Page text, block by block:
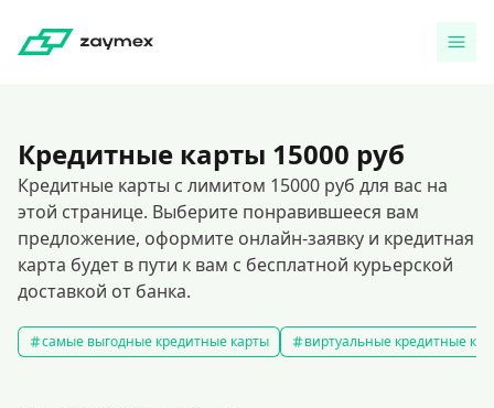
Кредитные карты 15000 руб
Кредитные карты с лимитом 15000 руб для вас на
этой странице. Выберите понравившееся вам
предложение, оформите онлайн-заявку и кредитная
карта будет в пути к вам с бесплатной курьерской
доставкой от банка.
самые выгодные кредитные карты виртуальные кредитные